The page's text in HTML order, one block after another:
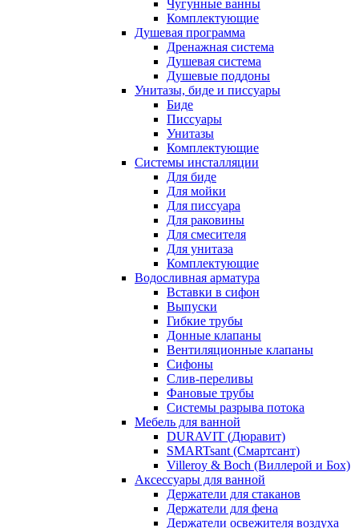
Чугунные ванны
Комплектующие
Душевая программа
Дренажная система
Душевая система
Душевые поддоны
Унитазы, биде и писсуары
Биде
Писсуары
Унитазы
Комплектующие
Системы инсталляции
Для биде
Для мойки
Для писсуара
Для раковины
Для смесителя
Для унитаза
Комплектующие
Водосливная арматура
Вставки в сифон
Выпуски
Гибкие трубы
Донные клапаны
Вентиляционные клапаны
Сифоны
Слив-переливы
Фановые трубы
Системы разрыва потока
Мебель для ванной
DURAVIT (Дюравит)
SMARTsant (Смартсант)
Villeroy & Boch (Виллерой и Бох)
Аксессуары для ванной
Держатели для стаканов
Держатели для фена
Держатели освежителя воздуха